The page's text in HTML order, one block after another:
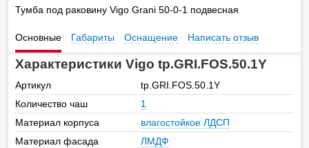
Тумба под раковину Vigo Grani 50-0-1 подвесная
Основные Габариты Оснащение Написать отзыв
Характеристики Vigo tp.GRI.FOS.50.1Y
Артикул
tp.GRI.FOS.50.1Y
Количество чаш
1
Материал корпуса
влагостойкое ЛДСП
Материал фасада
ЛМДФ